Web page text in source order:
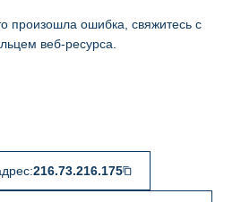
произошла ошибка, свяжитесь с
веб-ресурса.
216.73.216.175